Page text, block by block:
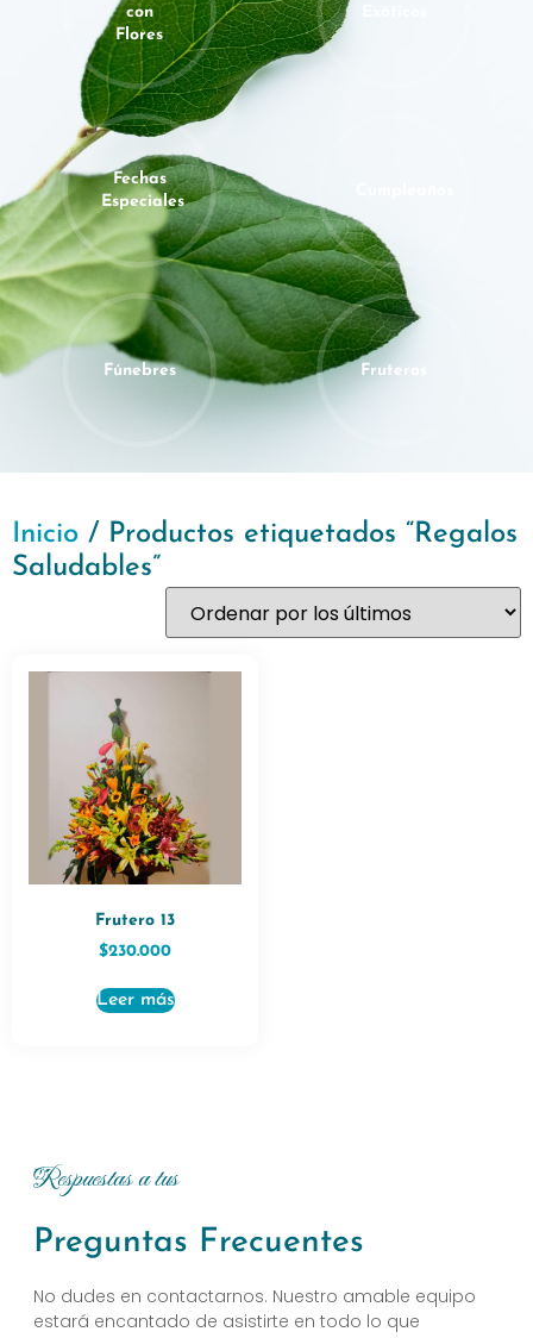
con
Flores
Fechas
Especiales
Fúnebres Fruteros
Inicio / Productos etiquetados “Regalos
Saludables”
Frutero 13
$230.000
Leer más
Respuestas a tus
Preguntas Frecuentes
No dudes en contactarnos. Nuestro amable equipo
estará encantado de asistirte en todo lo que